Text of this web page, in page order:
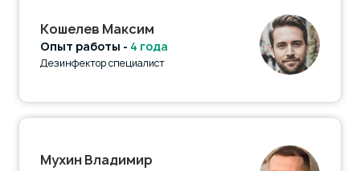
Кошелев Максим
Опыт работы - 4 года
Дезинфектор специалист
Мухин Владимир